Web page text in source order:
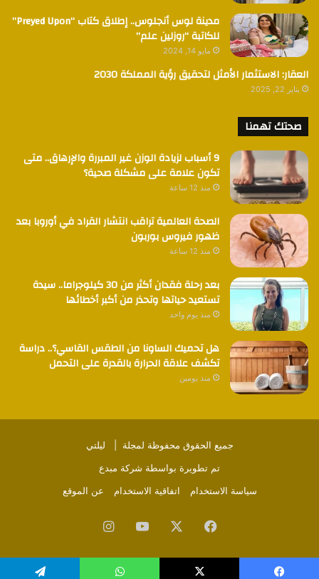
مدينة لوس أنجلوس.. إطلاق كتاب “Preyed Upon”
للكاتبة “روزلين علم”
مايو 14, 2024
العقار: الاستثمار الأمثل لتحقيق رؤية المملكة 2030
يناير 22, 2025
صحتك تهمنا
9 أسباب لزيادة الوزن غير المبررة والإرهاق.. متى
تكون علامة على مشكلة صحية؟
منذ 12 ساعة
الصحة العالمية تراقب انتشار القراد في أوروبا بعد
ظهور فيروس بوربون
منذ 12 ساعة
بعد رحلة فقدان أكثر من 30 كيلوجراما.. سيدة
تستعيد حياتها وتحذر من أكبر أخطائها
منذ يوم واحد
هل تحميك الساونا من الطقس القاسي؟.. دراسة
تكشف علاقة الحرارة بالقدرة على التحمل
منذ يومين
جميع الحقوق محفوظة لمجلة | ليلتي
تم تطويرة بواسطة شركة مبدع
سياسة الاستخدام
اتفاقية الاستخدام عن الموقع
فيسبوك ‫YouTubeانستقرام